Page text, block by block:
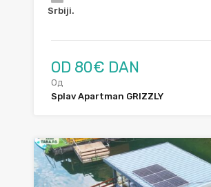
Srbiji.
OD 80€ DAN
Од
Splav Apartman GRIZZLY